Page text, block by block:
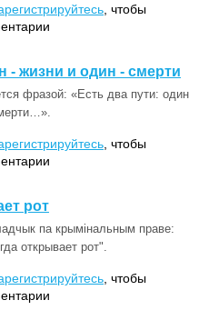
, чтобы
- жизни и один - смерти
фразой: «Есть два пути: один
, чтобы
рот
па крымінальным праве:
открывает рот".
, чтобы